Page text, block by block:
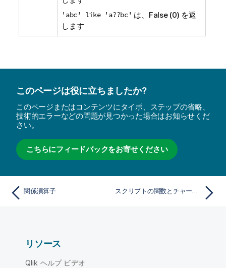
'abc' like 'a??bc' は、 False(0) を返
します
このページは役に立ちましたか?
このページまたはコンテンツにタイポ、ステップの省略、
技術的エラーなどの問題が見つかった場合はお知らせくだ
さい。
こちらにフィードバックをお寄せください
関係演算子 スクリプトの関数とチャートの数式
リソース
Qlik ヘルプ ビデオ